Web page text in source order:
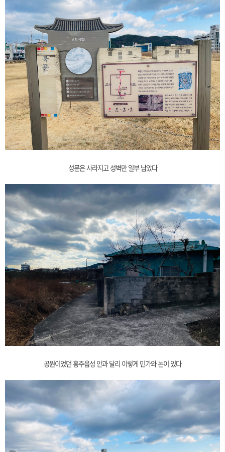
성문은 사라지고 성벽만 일부 남았다
공원이었던 홍주읍성 안과 달리 이렇게 민가와 논이 있다